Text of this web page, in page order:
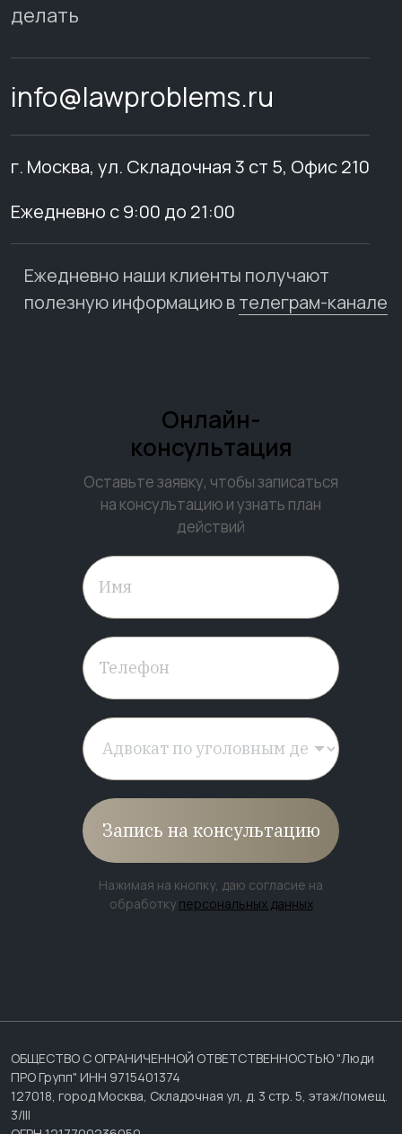
делать
info@lawproblems.ru
г. Москва, ул. Складочная 3 ст 5, Офис 210
Ежедневно с 9:00 до 21:00
Ежедневно наши клиенты получают
полезную информацию втелеграм-канале
Онлайн-
консультация
Оставьте заявку, чтобы записаться
на консультацию и узнать план
действий
Запись на консультацию
Нажимая на кнопку, даю согласие на
обработку персональных данных
ОБЩЕСТВО С ОГРАНИЧЕННОЙ ОТВЕТСТВЕННОСТЬЮ "Люди
ПРО Групп" ИНН 9715401374
127018, город Москва, Складочная ул, д. 3 стр. 5, этаж/помещ.
3/III